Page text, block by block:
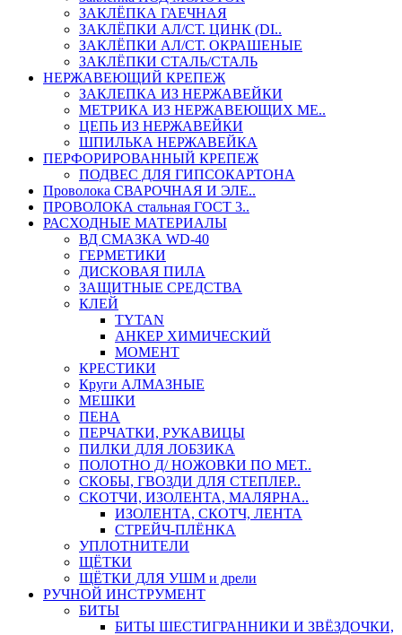
ЗАКЛЁПКА ГАЕЧНАЯ
ЗАКЛЁПКИ АЛ/СТ. ЦИНК (DI..
ЗАКЛЁПКИ АЛ/СТ. ОКРАШЕНЫЕ
ЗАКЛЁПКИ СТАЛЬ/СТАЛЬ
НЕРЖАВЕЮЩИЙ КРЕПЕЖ
ЗАКЛЕПКА ИЗ НЕРЖАВЕЙКИ
МЕТРИКА ИЗ НЕРЖАВЕЮЩИХ МЕ..
ЦЕПЬ ИЗ НЕРЖАВЕЙКИ
ШПИЛЬКА НЕРЖАВЕЙКА
ПЕРФОРИРОВАННЫЙ КРЕПЕЖ
ПОДВЕС ДЛЯ ГИПСОКАРТОНА
Проволока СВАРОЧНАЯ И ЭЛЕ..
ПРОВОЛОКА стальная ГОСТ 3..
РАСХОДНЫЕ МАТЕРИАЛЫ
ВД СМАЗКА WD-40
ГЕРМЕТИКИ
ДИСКОВАЯ ПИЛА
ЗАЩИТНЫЕ СРЕДСТВА
КЛЕЙ
TYTAN
АНКЕР ХИМИЧЕСКИЙ
МОМЕНТ
КРЕСТИКИ
Круги АЛМАЗНЫЕ
МЕШКИ
ПЕНА
ПЕРЧАТКИ, РУКАВИЦЫ
ПИЛКИ ДЛЯ ЛОБЗИКА
ПОЛОТНО Д/ НОЖОВКИ ПО МЕТ..
СКОБЫ, ГВОЗДИ ДЛЯ СТЕПЛЕР..
СКОТЧИ, ИЗОЛЕНТА, МАЛЯРНА..
ИЗОЛЕНТА, СКОТЧ, ЛЕНТА
СТРЕЙЧ-ПЛЁНКА
УПЛОТНИТЕЛИ
ЩЁТКИ
ЩЁТКИ ДЛЯ УШМ и дрели
РУЧНОЙ ИНСТРУМЕНТ
БИТЫ
БИТЫ ШЕСТИГРАННИКИ И ЗВЁЗДОЧКИ,